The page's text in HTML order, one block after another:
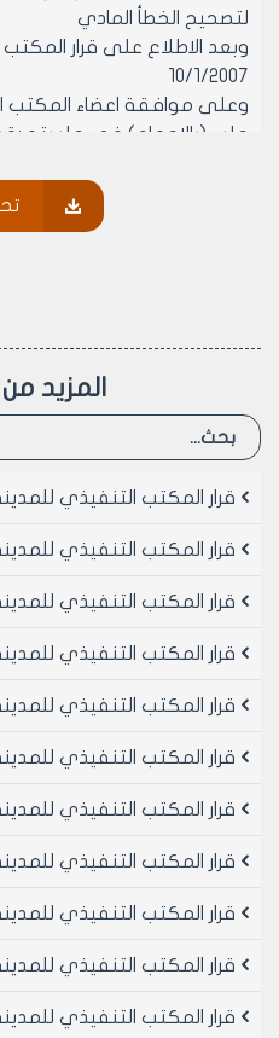
لتصحيح الخطأ المادي
10/1/2007
وعلى موافقة اعضاء المكتب
حلب (بالإجماع) في جلسته رقم 5 تاريخ 15/2/
ماد1- الموافقة على تصحيح
رئيس المكتب
الدكتور
المزيد
قرار المكتب التنفيذي للمدينة رقم 100
قرار المكتب التنفيذي للمدينة رقم 12
قرار المكتب التنفيذي للمدينة رقم 134
قرار المكتب التنفيذي للمدينة رقم 14
قرار المكتب التنفيذي للمدينة رقم 158
قرار المكتب التنفيذي للمدينة رقم 162
قرار المكتب التنفيذي للمدينة رقم 163
قرار المكتب التنفيذي للمدينة رقم 189
قرار المكتب التنفيذي للمدينة رقم 192
قرار المكتب التنفيذي للمدينة رقم 2
قرار المكتب التنفيذي للمدينة رقم 224